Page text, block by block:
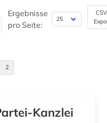
Ergebnisse
pro Seite:
2
Kanzlei